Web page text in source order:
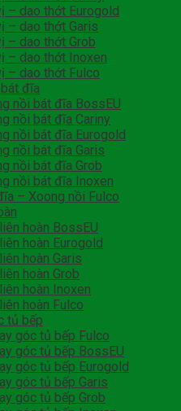
– dao thớt Eurogold
– dao thớt Garis
– dao thớt Grob
– dao thớt Inoxen
– dao thớt Fulco
đĩa
nồi bát đĩa BossEU
nồi bát đĩa Cariny
nồi bát đĩa Eurogold
nồi bát đĩa Garis
nồi bát đĩa Grob
nồi bát đĩa Inoxen
– Xoong nồi Fulco
hoàn BossEU
hoàn Eurogold
hoàn Garis
hoàn Grob
hoàn Inoxen
hoàn Fulco
tủ bếp
góc tủ bếp Fulco
góc tủ bếp BossEU
góc tủ bếp Eurogold
góc tủ bếp Garis
góc tủ bếp Grob